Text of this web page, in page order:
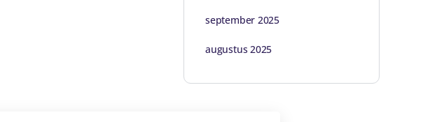
september 2025
augustus 2025